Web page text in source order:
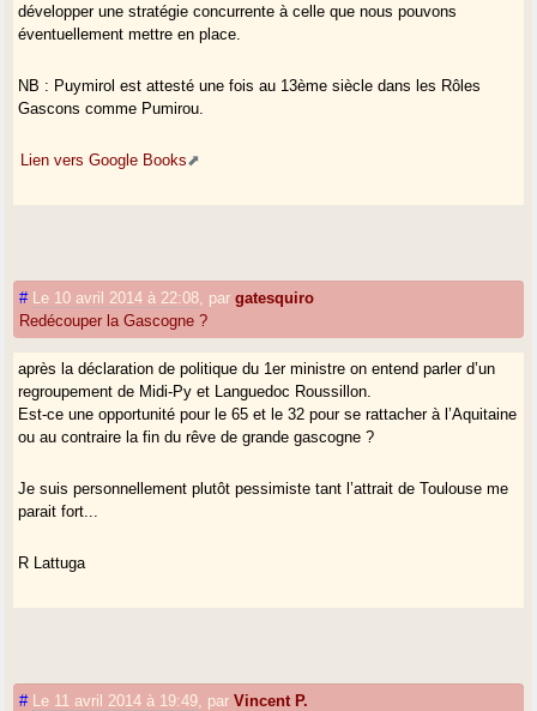
développer une stratégie concurrente à celle que nous pouvons
éventuellement mettre en place.
NB : Puymirol est attesté une fois au 13ème siècle dans les Rôles
Gascons comme Pumirou.
Lien vers Google Books
# Le 10 avril 2014 à 22:08 pargatesquiro
Redécouper la Gascogne ?
après la déclaration de politique du 1er ministre on entend parler d’un
regroupement de Midi-Py et Languedoc Roussillon.
Est-ce une opportunité pour le 65 et le 32 pour se rattacher à l’Aquitaine
ou au contraire la fin du rêve de grande gascogne ?
Je suis personnellement plutôt pessimiste tant l’attrait de Toulouse me
parait fort...
R Lattuga
# Le 11 avril 2014 à 19:49 parVincent P.